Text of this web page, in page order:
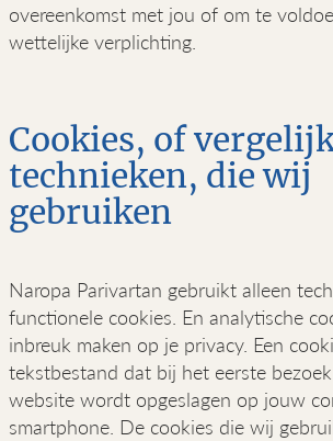
overeenkomst met jou of om te
wettelijke verplichting.
Cookies, of
technieken, die wij
gebruiken
Naropa Parivartan gebruikt alleen
functionele cookies. En analytische
inbreuk maken op je privacy. Een
tekstbestand dat bij het eerste
website wordt opgeslagen op jouw
smartphone. De cookies die wij